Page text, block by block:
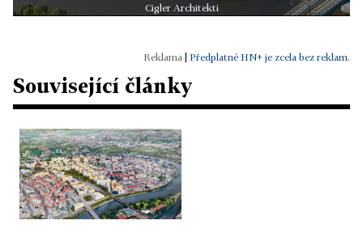
Cigler Architekti
| Předplatné HN+ je zcela bez reklam.
Související články